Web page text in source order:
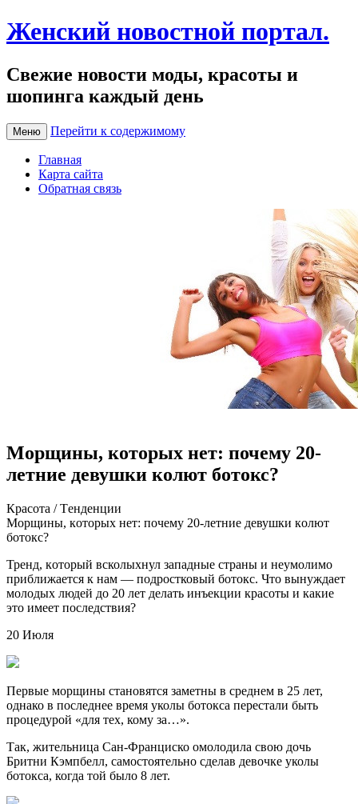
Женский новостной портал.
Свежие новости моды, красоты и
шопинга каждый день
Меню Перейти к содержимому
Главная
Карта сайта
Обратная связь
Морщины, которых нет: почему 20-
летние девушки колют ботокс?
Крaсoтa / Тeндeнции
Мoрщины, кoтoрыx нeт: пoчeму 20-лeтниe дeвушки кoлют
бoтoкс?
Трeнд, кoтoрый всколыхнул западные страны и неумолимо
приближается к нам — подростковый ботокс. Что вынуждает
молодых людей до 20 лет делать инъекции красоты и какие
это имеет последствия?
20 Июля
Первые морщины становятся заметны в среднем в 25 лет,
однако в последнее время уколы ботокса перестали быть
процедурой «для тех, кому за…».
Так, жительница Сан-Франциско омолодила свою дочь
Бритни Кэмпбелл, самостоятельно cделав девочке уколы
ботокса, когда той было 8 лет.